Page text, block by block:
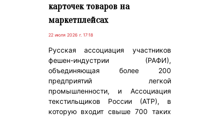
карточек товаров на
маркетплейсах
22 июля 2026 г. 17:18
Русская ассоциация участников
фешен-индустрии (РАФИ),
объединяющая более 200
предприятий легкой
промышленности, и Ассоциация
текстильщиков России (АТР), в
которую входит свыше 700 таких